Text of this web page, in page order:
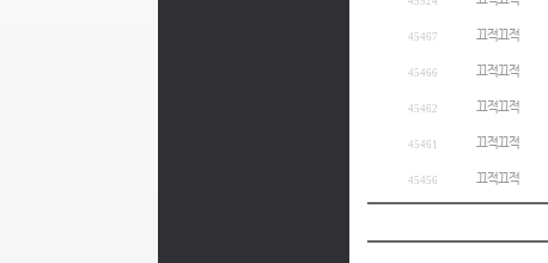
45467 끄적끄적
45466 끄적끄적
45462 끄적끄적
45461 끄적끄적
45456 끄적끄적